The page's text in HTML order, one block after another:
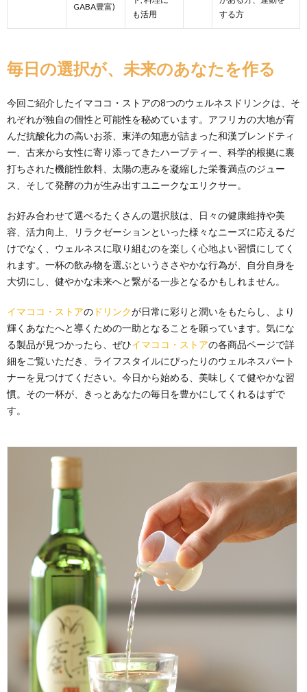
GABA豊富)
も活用
する方
毎日の選択が、未来のあなたを作る
今回ご紹介したイマココ・ストアの8つのウェルネスドリンクは、そ
れぞれが独自の個性と可能性を秘めています。アフリカの大地が育
んだ抗酸化力の高いお茶、東洋の知恵が詰まった和漢ブレンドティ
ー、古来から女性に寄り添ってきたハーブティー、科学的根拠に裏
打ちされた機能性飲料、太陽の恵みを凝縮した栄養満点のジュー
ス、そして発酵の力が生み出すユニークなエリクサー。
お好み合わせて選べるたくさんの選択肢は、日々の健康維持や美
容、活力向上、リラクゼーションといった様々なニーズに応えるだ
けでなく、ウェルネスに取り組むのを楽しく心地よい習慣にしてく
れます。一杯の飲み物を選ぶというささやかな行為が、自分自身を
大切にし、健やかな未来へと繋がる一歩となるかもしれません。
イマココ・ストアの ドリンクが日常に彩りと潤いをもたらし、より
輝くあなたへと導くための一助となることを願っています。気にな
る製品が見つかったら、ぜひイマココ・ストアの各商品ページで詳
細をご覧いただき、ライフスタイルにぴったりのウェルネスパート
ナーを見つけてください。今日から始める、美味しくて健やかな習
慣。その一杯が、きっとあなたの毎日を豊かにしてくれるはずで
す。